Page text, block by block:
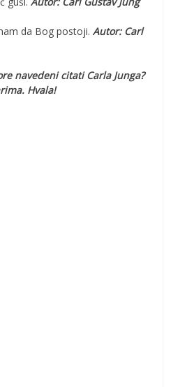
da Bog postoji. Autor: Carl
navedeni citati Carla Junga?
Hvala!